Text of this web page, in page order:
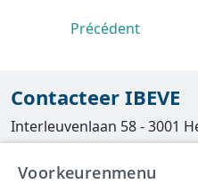
Précédent
Contacteer IBEVE
Interleuvenlaan 58 - 3001
016/390490
Voorkeurenmenu